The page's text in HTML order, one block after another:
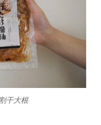
干大根